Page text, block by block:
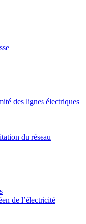
des lignes électriques
du réseau
de l’électricité